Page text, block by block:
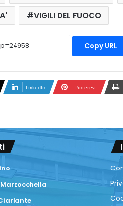
VIGILI DEL FUOCO
Copy URL
LinkedIn Pinterest